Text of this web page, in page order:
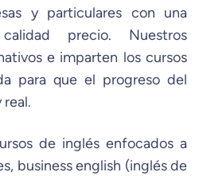
y particulares con una
precio. Nuestros
e imparten los cursos
para que el progreso del
de inglés enfocados a
business english (inglés de